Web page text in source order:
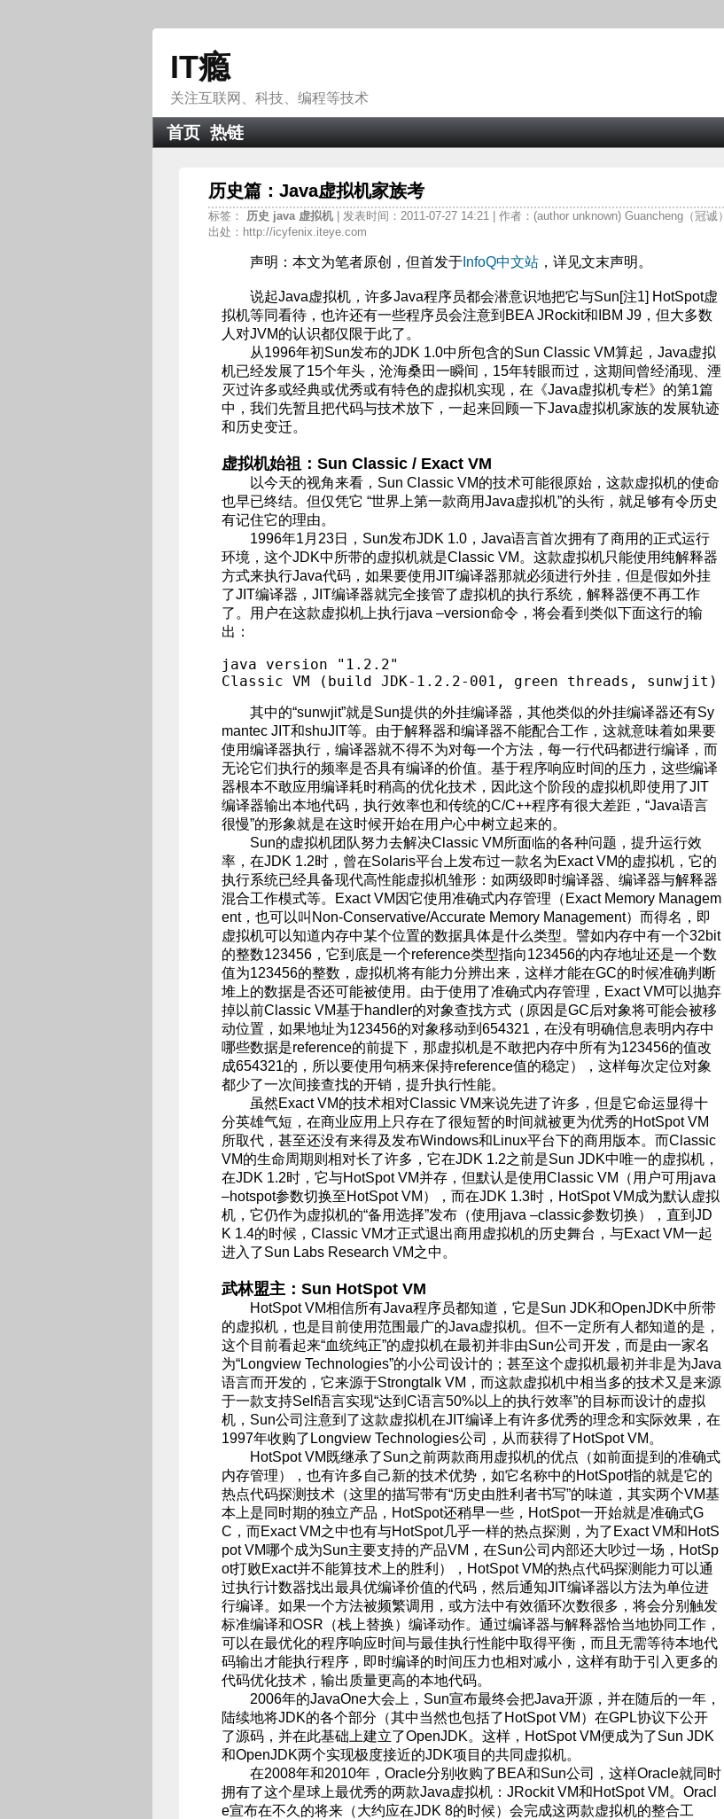
IT瘾
关注互联网、科技、编程等技术
首页 热链
历史篇：Java虚拟机家族考
标签： 历史 java 虚拟机
| 发表时间：2011-07-27 14:21 | 作者：(author unknown) Guancheng（冠诚）
出处：http://icyfenix.iteye.com
声明：本文为笔者原创，但首发于 InfoQ中文站 ，详见文末声明。
说起Java虚拟机，许多Java程序员都会潜意识地把它与Sun[注1] HotSpot虚
拟机等同看待，也许还有一些程序员会注意到BEA JRockit和IBM J9，但大多数
人对JVM的认识都仅限于此了。
从1996年初Sun发布的JDK 1.0中所包含的Sun Classic VM算起，Java虚拟
机已经发展了15个年头，沧海桑田一瞬间，15年转眼而过，这期间曾经涌现、湮
灭过许多或经典或优秀或有特色的虚拟机实现，在《Java虚拟机专栏》的第1篇
中，我们先暂且把代码与技术放下，一起来回顾一下Java虚拟机家族的发展轨迹
和历史变迁。
虚拟机始祖：Sun Classic / Exact VM
以今天的视角来看，Sun Classic VM的技术可能很原始，这款虚拟机的使命
也早已终结。但仅凭它 “世界上第一款商用Java虚拟机”的头衔，就足够有令历史
有记住它的理由。
1996年1月23日，Sun发布JDK 1.0，Java语言首次拥有了商用的正式运行
环境，这个JDK中所带的虚拟机就是Classic VM。这款虚拟机只能使用纯解释器
方式来执行Java代码，如果要使用JIT编译器那就必须进行外挂，但是假如外挂
了JIT编译器，JIT编译器就完全接管了虚拟机的执行系统，解释器便不再工作
了。用户在这款虚拟机上执行java –version命令，将会看到类似下面这行的输
出：
java version "1.2.2"
Classic VM (build JDK-1.2.2-001, green threads, sunwjit)
其中的“sunwjit”就是Sun提供的外挂编译器，其他类似的外挂编译器还有Sy
mantec JIT和shuJIT等。由于解释器和编译器不能配合工作，这就意味着如果要
使用编译器执行，编译器就不得不为对每一个方法，每一行代码都进行编译，而
无论它们执行的频率是否具有编译的价值。基于程序响应时间的压力，这些编译
器根本不敢应用编译耗时稍高的优化技术，因此这个阶段的虚拟机即使用了JIT
编译器输出本地代码，执行效率也和传统的C/C++程序有很大差距，“Java语言
很慢”的形象就是在这时候开始在用户心中树立起来的。
Sun的虚拟机团队努力去解决Classic VM所面临的各种问题，提升运行效
率，在JDK 1.2时，曾在Solaris平台上发布过一款名为Exact VM的虚拟机，它的
执行系统已经具备现代高性能虚拟机雏形：如两级即时编译器、编译器与解释器
混合工作模式等。Exact VM因它使用准确式内存管理（Exact Memory Managem
ent，也可以叫Non-Conservative/Accurate Memory Management）而得名，即
虚拟机可以知道内存中某个位置的数据具体是什么类型。譬如内存中有一个32bit
的整数123456，它到底是一个reference类型指向123456的内存地址还是一个数
值为123456的整数，虚拟机将有能力分辨出来，这样才能在GC的时候准确判断
堆上的数据是否还可能被使用。由于使用了准确式内存管理，Exact VM可以抛弃
掉以前Classic VM基于handler的对象查找方式（原因是GC后对象将可能会被移
动位置，如果地址为123456的对象移动到654321，在没有明确信息表明内存中
哪些数据是reference的前提下，那虚拟机是不敢把内存中所有为123456的值改
成654321的，所以要使用句柄来保持reference值的稳定），这样每次定位对象
都少了一次间接查找的开销，提升执行性能。
虽然Exact VM的技术相对Classic VM来说先进了许多，但是它命运显得十
分英雄气短，在商业应用上只存在了很短暂的时间就被更为优秀的HotSpot VM
所取代，甚至还没有来得及发布Windows和Linux平台下的商用版本。而Classic
VM的生命周期则相对长了许多，它在JDK 1.2之前是Sun JDK中唯一的虚拟机，
在JDK 1.2时，它与HotSpot VM并存，但默认是使用Classic VM（用户可用java
–hotspot参数切换至HotSpot VM），而在JDK 1.3时，HotSpot VM成为默认虚拟
机，它仍作为虚拟机的“备用选择”发布（使用java –classic参数切换），直到JD
K 1.4的时候，Classic VM才正式退出商用虚拟机的历史舞台，与Exact VM一起
进入了Sun Labs Research VM之中。
武林盟主：Sun HotSpot VM
HotSpot VM相信所有Java程序员都知道，它是Sun JDK和OpenJDK中所带
的虚拟机，也是目前使用范围最广的Java虚拟机。但不一定所有人都知道的是，
这个目前看起来“血统纯正”的虚拟机在最初并非由Sun公司开发，而是由一家名
为“Longview Technologies”的小公司设计的；甚至这个虚拟机最初并非是为Java
语言而开发的，它来源于Strongtalk VM，而这款虚拟机中相当多的技术又是来源
于一款支持Self语言实现“达到C语言50%以上的执行效率”的目标而设计的虚拟
机，Sun公司注意到了这款虚拟机在JIT编译上有许多优秀的理念和实际效果，在
1997年收购了Longview Technologies公司，从而获得了HotSpot VM。
HotSpot VM既继承了Sun之前两款商用虚拟机的优点（如前面提到的准确式
内存管理），也有许多自己新的技术优势，如它名称中的HotSpot指的就是它的
热点代码探测技术（这里的描写带有“历史由胜利者书写”的味道，其实两个VM基
本上是同时期的独立产品，HotSpot还稍早一些，HotSpot一开始就是准确式G
C，而Exact VM之中也有与HotSpot几乎一样的热点探测，为了Exact VM和HotS
pot VM哪个成为Sun主要支持的产品VM，在Sun公司内部还大吵过一场，HotSp
ot打败Exact并不能算技术上的胜利），HotSpot VM的热点代码探测能力可以通
过执行计数器找出最具优编译价值的代码，然后通知JIT编译器以方法为单位进
行编译。如果一个方法被频繁调用，或方法中有效循环次数很多，将会分别触发
标准编译和OSR（栈上替换）编译动作。通过编译器与解释器恰当地协同工作，
可以在最优化的程序响应时间与最佳执行性能中取得平衡，而且无需等待本地代
码输出才能执行程序，即时编译的时间压力也相对减小，这样有助于引入更多的
代码优化技术，输出质量更高的本地代码。
2006年的JavaOne大会上，Sun宣布最终会把Java开源，并在随后的一年，
陆续地将JDK的各个部分（其中当然也包括了HotSpot VM）在GPL协议下公开
了源码，并在此基础上建立了OpenJDK。这样，HotSpot VM便成为了Sun JDK
和OpenJDK两个实现极度接近的JDK项目的共同虚拟机。
在2008年和2010年，Oracle分别收购了BEA和Sun公司，这样Oracle就同时
拥有了这个星球上最优秀的两款Java虚拟机：JRockit VM和HotSpot VM。Oracl
e宣布在不久的将来（大约应在JDK 8的时候）会完成这两款虚拟机的整合工